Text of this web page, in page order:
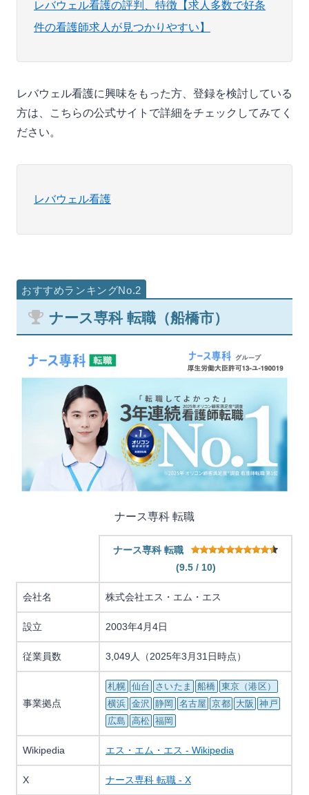
レバウェル看護の評判、特徴【求人多数で好条
件の看護師求人が見つかりやすい】
レバウェル看護に興味をもった方、登録を検討している
方は、こちらの公式サイトで詳細をチェックしてみてく
ださい。
レバウェル看護
ナース専科 転職（船橋市）
ナース専科 転職
ナース専科 転職
(9.5 / 10)
会社名 株式会社エス・エム・エス
設立 2003年4月4日
従業員数 3,049人（2025年3月31日時点）
事業拠点
札幌 仙台 さいたま 船橋 東京（港区）
横浜 金沢 静岡 名古屋 京都 大阪
神戸
広島
高松 福岡
Wikipedia エス・エム・エス - Wikipedia
X ナース専科 転職 - X